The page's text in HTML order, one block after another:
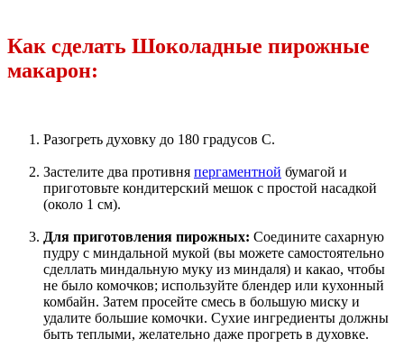
Как сделать Шоколадные пирожные
макарон:
Разогреть духовку до 180 градусов C.
Застелите два противня пергаментной бумагой и
приготовьте кондитерский мешок с простой насадкой
(около 1 см).
Для приготовления пирожных: Соедините сахарную
пудру с миндальной мукой (вы можете самостоятельно
сделлать миндальную муку из миндаля) и какао, чтобы
не было комочков; используйте блендер или кухонный
комбайн. Затем просейте смесь в большую миску и
удалите большие комочки. Сухие ингредиенты должны
быть теплыми, желательно даже прогреть в духовке.